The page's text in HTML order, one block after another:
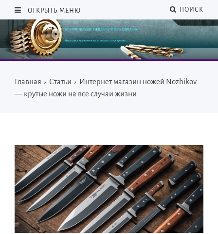
ОТКРЫТЬ МЕНЮ ПОИСК
Главная › Статьи › Интернет магазин ножей Nozhikov
— крутые ножи на все случаи жизни